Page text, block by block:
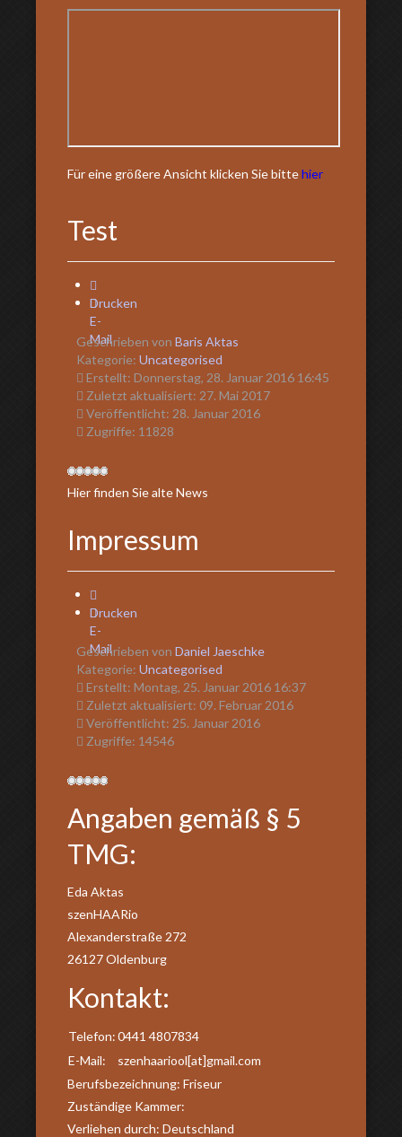
Für eine größere Ansicht klicken Sie bittehier
Test
Drucken
E-
Mail
Geschrieben von Baris Aktas
Kategorie: Uncategorised
Erstellt: Donnerstag, 28. Januar 2016 16:45
Zuletzt aktualisiert: 27. Mai 2017
Veröffentlicht: 28. Januar 2016
Zugriffe: 11828
Hier finden Sie alte News
Impressum
Drucken
E-
Mail
Geschrieben von Daniel Jaeschke
Kategorie: Uncategorised
Erstellt: Montag, 25. Januar 2016 16:37
Zuletzt aktualisiert: 09. Februar 2016
Veröffentlicht: 25. Januar 2016
Zugriffe: 14546
Angaben gemäß § 5
TMG:
Eda Aktas
szenHAARio
Alexanderstraße 272
26127 Oldenburg
Kontakt:
Telefon:0441 4807834
E-Mail:
szenhaariool[at]gmail.com
Berufsbezeichnung: Friseur
Zuständige Kammer:
Verliehen durch: Deutschland